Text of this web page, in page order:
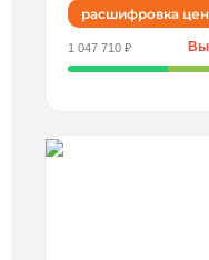
расшифровка
1 047 710 ₽